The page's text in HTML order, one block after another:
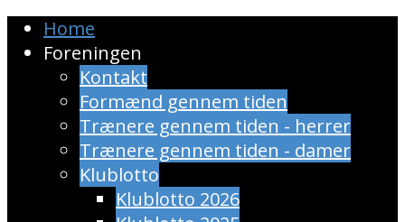
Home
Foreningen
Kontakt
Formænd gennem tiden
Trænere gennem tiden - herrer
Trænere gennem tiden - damer
Klublotto
Klublotto 2026